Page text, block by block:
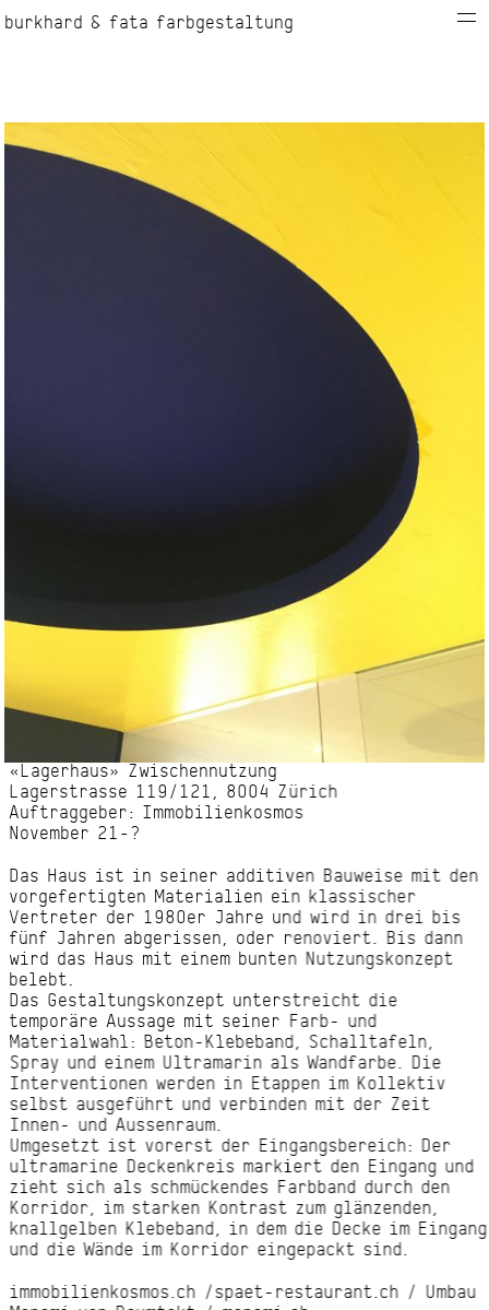
burkhard & fata farbgestaltung
«Lagerhaus» Zwischennutzung
Lagerstrasse 119/121, 8004 Zürich
Auftraggeber: Immobilienkosmos
November 21-?
Das Haus ist in seiner additiven Bauweise mit den
vorgefertigten Materialien ein klassischer
Vertreter der 1980er Jahre und wird in drei bis
fünf Jahren abgerissen, oder renoviert. Bis dann
wird das Haus mit einem bunten Nutzungskonzept
belebt.
Das Gestaltungskonzept unterstreicht die
temporäre Aussage mit seiner Farb- und
Materialwahl: Beton-Klebeband, Schalltafeln,
Spray und einem Ultramarin als Wandfarbe. Die
Interventionen werden in Etappen im Kollektiv
selbst ausgeführt und verbinden mit der Zeit
Innen- und Aussenraum.
Umgesetzt ist vorerst der Eingangsbereich: Der
ultramarine Deckenkreis markiert den Eingang und
zieht sich als schmückendes Farbband durch den
Korridor, im starken Kontrast zum glänzenden,
knallgelben Klebeband, in dem die Decke im Eingang
und die Wände im Korridor eingepackt sind.
immobilienkosmos.ch /spaet-restaurant.ch / Umbau